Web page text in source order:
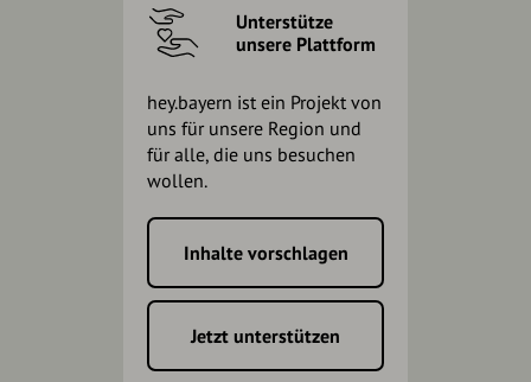
Unterstütze
unsere Plattform
hey.bayern ist ein Projekt von
uns für unsere Region und
für alle, die uns besuchen
wollen.
Inhalte vorschlagen
Jetzt unterstützen